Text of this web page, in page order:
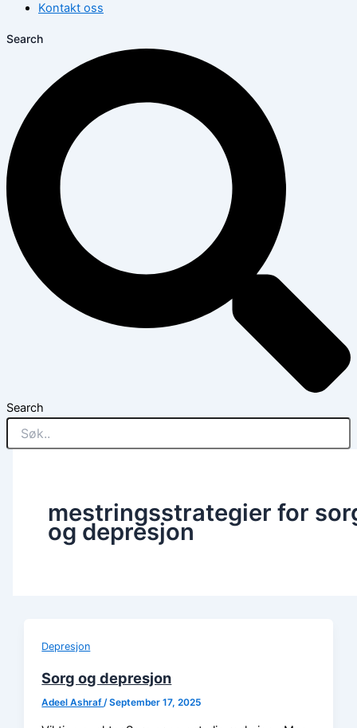
Kontakt oss
Search
Search
mestringsstrategier for
og depresjon
Depresjon
Sorg og depresjon
Adeel Ashraf /September 17, 2025